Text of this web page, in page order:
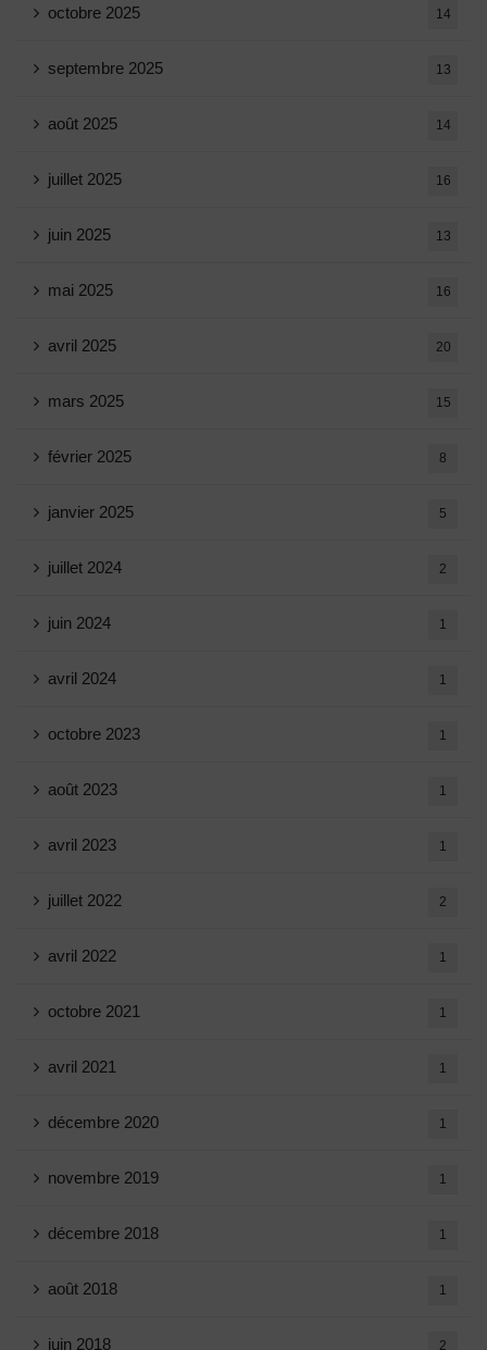
octobre 2025 14
septembre 2025 13
août 2025 14
juillet 2025 16
juin 2025 13
mai 2025 16
avril 2025 20
mars 2025 15
février 2025 8
janvier 2025 5
juillet 2024 2
juin 2024 1
avril 2024 1
octobre 2023 1
août 2023 1
avril 2023 1
juillet 2022 2
avril 2022 1
octobre 2021 1
avril 2021 1
décembre 2020 1
novembre 2019 1
décembre 2018 1
août 2018 1
juin 2018 2